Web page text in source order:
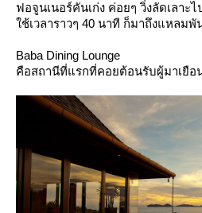
ฟอจูนเนอร์คันเก่ง ค่อยๆ วิ่งลัดเลาะ
ช้เวลาราวๆ 40 นาที ก็มาถึงแหลมพั
Baba Dining Lounge
คือสถานีที่แรกที่คอยต้อนรับผู้มาเยือ